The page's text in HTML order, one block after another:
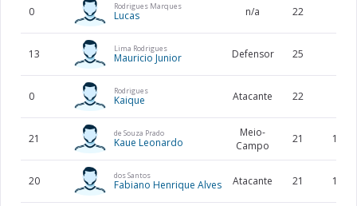
0 Rodrigues Marques
Lucas n/a 22
13 Lima Rodrigues
Mauricio Junior Defensor 25
0 Rodrigues
Kaique Atacante 22
21 de Souza Prado
Kaue Leonardo
Meio-
Campo
21 170
20 dos Santos
Fabiano Henrique Alves Atacante 21 183